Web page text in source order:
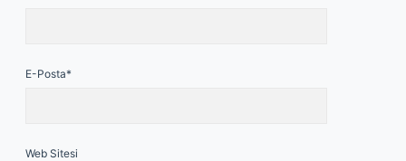
E-Posta*
Web Sitesi